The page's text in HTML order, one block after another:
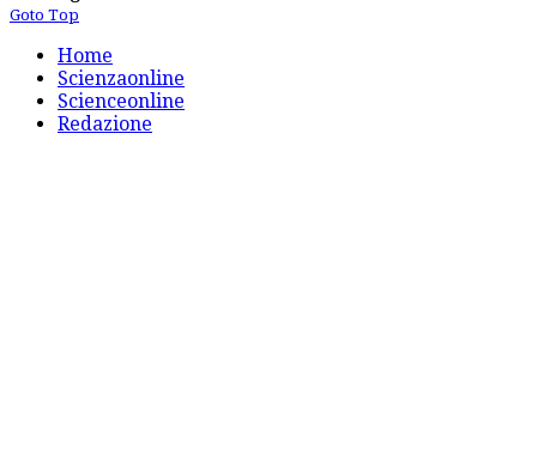
Goto Top
Home
Scienzaonline
Scienceonline
Redazione